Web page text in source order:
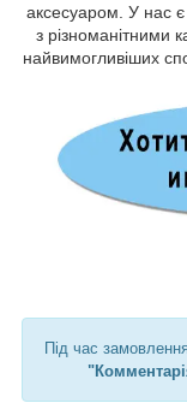
аксесуаром. У нас є
з різноманітними
Під час